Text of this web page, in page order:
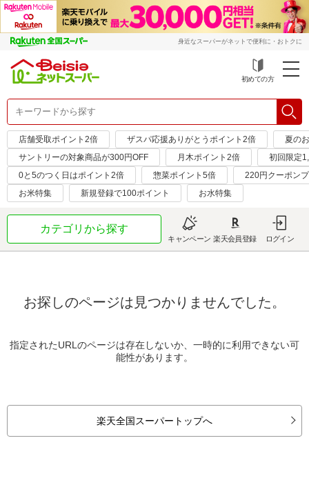
身近なスーパーがネットで便利に・おトクに
初めての方
店舗受取ポイント2倍 ザスパ応援ありがとうポイント2倍
夏の
サントリーの対象商品が300円OFF
月木ポイント2倍
初回限定
0と5のつく日はポイント2倍
惣菜ポイント5倍
220円クーポン
お米特集
新規登録で100ポイント お水特集
カテゴリから探す
キャンペーン 楽天会員登録 ログイン
お探しのページは見つかりませんでした。
指定されたURLのページは存在しないか、一時的に利用できない可
能性があります。
楽天全国スーパートップへ